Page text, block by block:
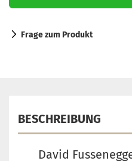
Frage zum Produkt
BESCHREIBUNG
David